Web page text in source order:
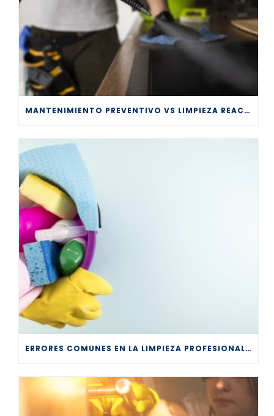
MANTENIMIENTO PREVENTIVO VS LIMPIEZA REACTIVA
ERRORES COMUNES EN LA LIMPIEZA PROFESIONAL Y CÓMO EVITARLOS